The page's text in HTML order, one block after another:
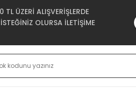
ÜZERİ ALIŞVERİŞLERDE
OLURSA İLETİŞİME